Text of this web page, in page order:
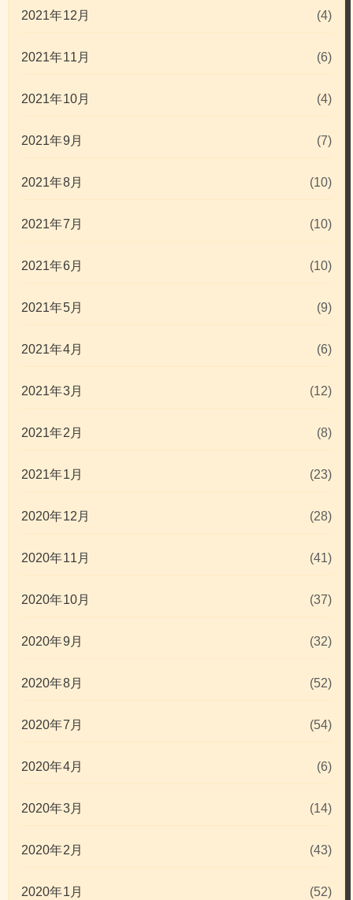
2021年12月 (4)
2021年11月 (6)
2021年10月 (4)
2021年9月 (7)
2021年8月 (10)
2021年7月 (10)
2021年6月 (10)
2021年5月 (9)
2021年4月 (6)
2021年3月 (12)
2021年2月 (8)
2021年1月 (23)
2020年12月 (28)
2020年11月 (41)
2020年10月 (37)
2020年9月 (32)
2020年8月 (52)
2020年7月 (54)
2020年4月 (6)
2020年3月 (14)
2020年2月 (43)
2020年1月 (52)